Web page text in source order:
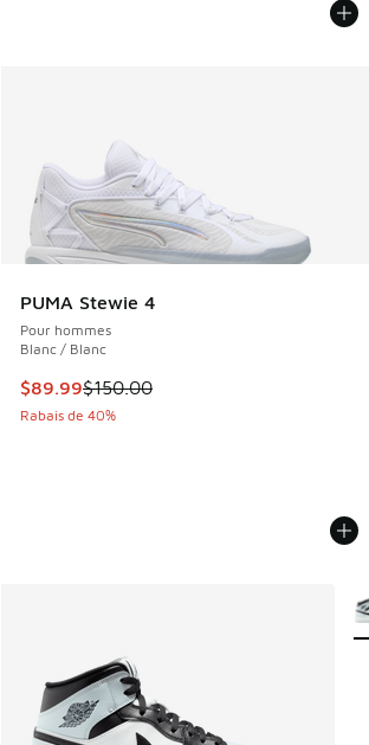
PUMA Stewie 4
Pour hommes
Blanc / Blanc
Cet article est en solde. Le prix est
$89.99$150.00
Rabais de 40%